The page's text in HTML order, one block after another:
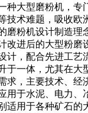
种大型磨粉机，专
技术难题，吸收欧
磨粉机设计制造理
改进后的大型粉磨
计，配合先进工艺
于一体，尤其在大
求，主要技术、经
用于水泥、电力、
适用于各种矿石的